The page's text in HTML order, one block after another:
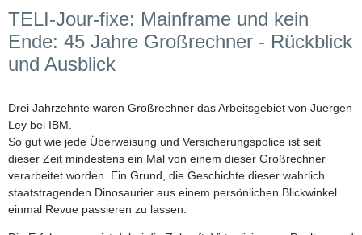
TELI-Jour-fixe: Mainframe und kein
Ende: 45 Jahre Großrechner - Rückblick
und Ausblick
Drei Jahrzehnte waren Großrechner das Arbeitsgebiet von Juergen
Ley bei IBM.
So gut wie jede Überweisung und Versicherungspolice ist seit
dieser Zeit mindestens ein Mal von einem dieser Großrechner
verarbeitet worden. Ein Grund, die Geschichte dieser wahrlich
staatstragenden Dinosaurier aus einem persönlichen Blickwinkel
einmal Revue passieren zu lassen.